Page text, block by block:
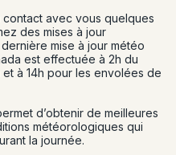
avec vous quelques
des mises à jour
mise à jour météo
est effectuée à 2h du
à 14h pour les envolées de
d’obtenir de meilleures
météorologiques qui
la journée.